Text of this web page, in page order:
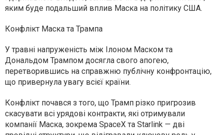
яким буде подальший вплив Маска на політику США.
Конфлікт Маска та Трампа
У травні напруженість між Ілоном Маском та
Дональдом Трампом досягла свого апогею,
перетворившись на справжню публічну конфронтацію,
що привернула увагу всієї країни.
Конфлікт почався з того, що Трамп різко пригрозив
скасувати всі урядові контракти, які отримували
компанії Маска, зокрема SpaceX та Starlink — дві